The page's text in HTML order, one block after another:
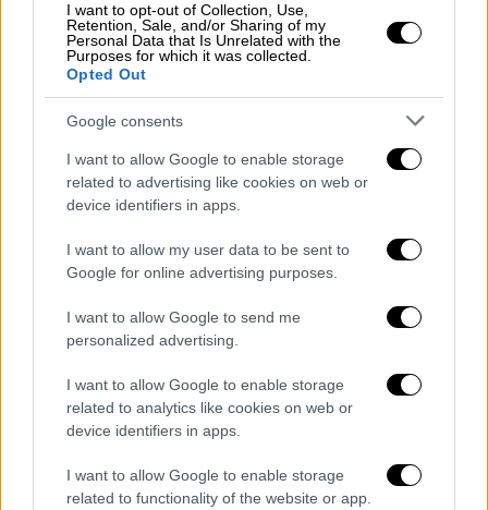
I want to opt-out of Collection, Use,
Retention, Sale, and/or Sharing of my
Personal Data that Is Unrelated with the
Purposes for which it was collected.
Opted Out
Google consents
I want to allow Google to enable storage
related to advertising like cookies on web or
device identifiers in apps.
I want to allow my user data to be sent to
Google for online advertising purposes.
I want to allow Google to send me
personalized advertising.
I want to allow Google to enable storage
related to analytics like cookies on web or
device identifiers in apps.
I want to allow Google to enable storage
related to functionality of the website or app.
καταναλωτέςκαλούνται να έχουν
ολοκληρώσει τις αγορές τους έως το
απόγευμα του Μεγάλου Σαββάτου, καθώς
στη συνέχεια η αγορά θα παραμείνει κλειστή
λόγω Πάσχα.
Η αγορά θα επανέλθει σε κανονικούς
Τρίτη
Απριλίου, οπότε και τα καταστήματα θα
επιστρέψουν στο εαρινό ωράριο
λειτουργίας.
Υπενθυμίζεται ότι τηΜεγάλη
βάσει της ισχύουσας νομοθεσίας, τα
καταστήματα παραμένουν κλειστά έως τις
13:00, λόγω του πένθιμου χαρακτήρα της
ημέρας και της ακολουθίας της
Αποκαθήλωσης.